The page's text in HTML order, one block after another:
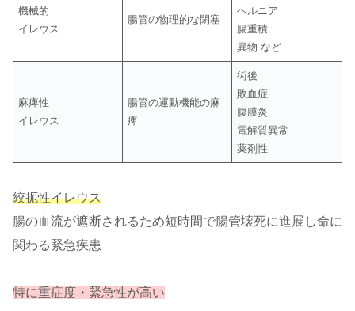
機械的
イレウス
腸管の物理的な閉塞
ヘルニア
腸重積
異物 など
麻痺性
イレウス
腸管の運動機能の麻
痺
術後
敗血症
腹膜炎
電解質異常
薬剤性
絞扼性イレウス
腸の血流が遮断されるため短時間で腸管壊死に進展し命に
関わる緊急疾患
特に重症度・緊急性が高い